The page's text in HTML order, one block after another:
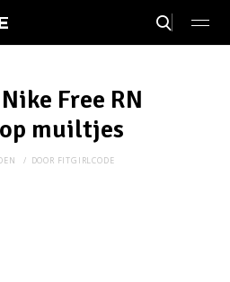
Free RN
muiltjes
DOOR FITGIRLCODE